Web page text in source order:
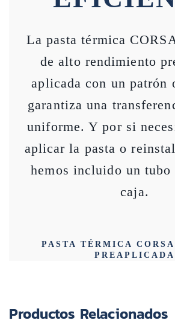
La pasta térmica
de alto rendimiento
aplicada con un patrón
garantiza una
uniforme. Y por si
aplicar la pasta o
hemos incluido un tubo
caja.
PASTA TÉRMICA
PREAPLICADA
Productos Relacionados